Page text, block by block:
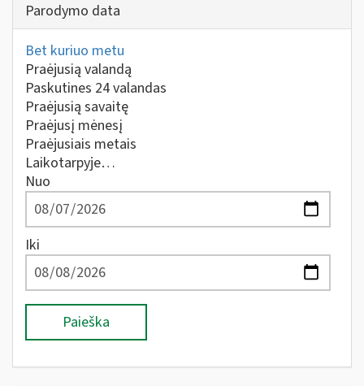
Parodymo data
Bet kuriuo metu
Praėjusią valandą
Paskutines 24 valandas
Praėjusią savaitę
Praėjusį mėnesį
Praėjusiais metais
Laikotarpyje…
Nuo
Iki
Paieška